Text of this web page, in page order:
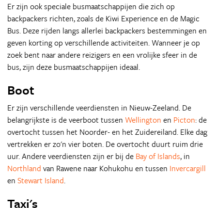
Er zijn ook speciale busmaatschappijen die zich op
backpackers richten, zoals de Kiwi Experience en de Magic
Bus. Deze rijden langs allerlei backpackers bestemmingen en
geven korting op verschillende activiteiten. Wanneer je op
zoek bent naar andere reizigers en een vrolijke sfeer in de
bus, zijn deze busmaatschappijen ideaal.
Boot
Er zijn verschillende veerdiensten in Nieuw-Zeeland. De
belangrijkste is de veerboot tussen Wellington en Picton: de
overtocht tussen het Noorder- en het Zuidereiland. Elke dag
vertrekken er zo'n vier boten. De overtocht duurt ruim drie
uur. Andere veerdiensten zijn er bij de Bay of Islands, in
Northland van Rawene naar Kohukohu en tussen Invercargill
en Stewart Island.
Taxi's